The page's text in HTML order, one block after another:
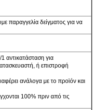
παραγγελία δείγματος για να
αντικατάσταση για
ή επιστροφή
ανάλογα με το προϊόν και
100% πριν από τις